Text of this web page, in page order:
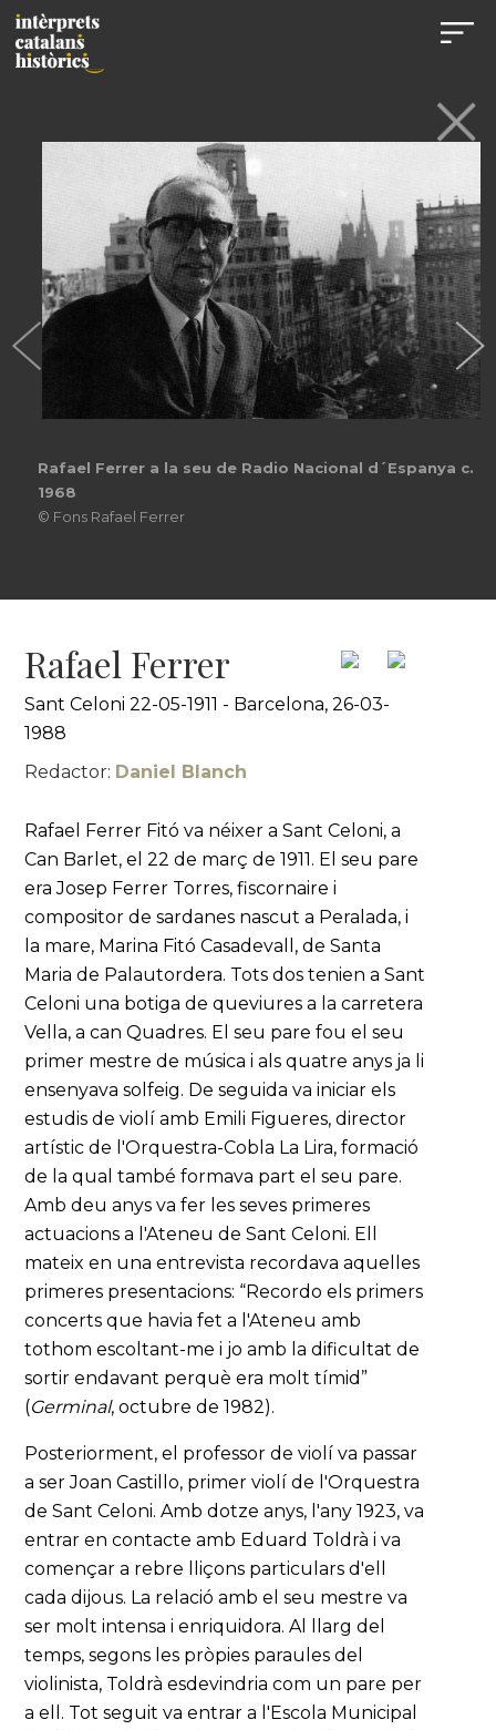
Rafael Ferrer a la seu de Radio Nacional d´Espanya c.
1968
© Fons Rafael Ferrer
Rafael Ferrer
Sant Celoni 22-05-1911 - Barcelona, 26-03-
1988
Redactor: Daniel Blanch
Rafael Ferrer Fitó va néixer a Sant Celoni, a
Can Barlet, el 22 de març de 1911. El seu pare
era Josep Ferrer Torres, fiscornaire i
compositor de sardanes nascut a Peralada, i
la mare, Marina Fitó Casadevall, de Santa
Maria de Palautordera. Tots dos tenien a Sant
Celoni una botiga de queviures a la carretera
Vella, a can Quadres. El seu pare fou el seu
primer mestre de música i als quatre anys ja li
ensenyava solfeig. De seguida va iniciar els
estudis de violí amb Emili Figueres, director
artístic de l'Orquestra-Cobla La Lira, formació
de la qual també formava part el seu pare.
Amb deu anys va fer les seves primeres
actuacions a l'Ateneu de Sant Celoni. Ell
mateix en una entrevista recordava aquelles
primeres presentacions: “Recordo els primers
concerts que havia fet a l'Ateneu amb
tothom escoltant-me i jo amb la dificultat de
sortir endavant perquè era molt tímid”
(Germinal, octubre de 1982).
Posteriorment, el professor de violí va passar
a ser Joan Castillo, primer violí de l'Orquestra
de Sant Celoni. Amb dotze anys, l'any 1923, va
entrar en contacte amb Eduard Toldrà i va
començar a rebre lliçons particulars d'ell
cada dijous. La relació amb el seu mestre va
ser molt intensa i enriquidora. Al llarg del
temps, segons les pròpies paraules del
violinista, Toldrà esdevindria com un pare per
a ell. Tot seguit va entrar a l'Escola Municipal